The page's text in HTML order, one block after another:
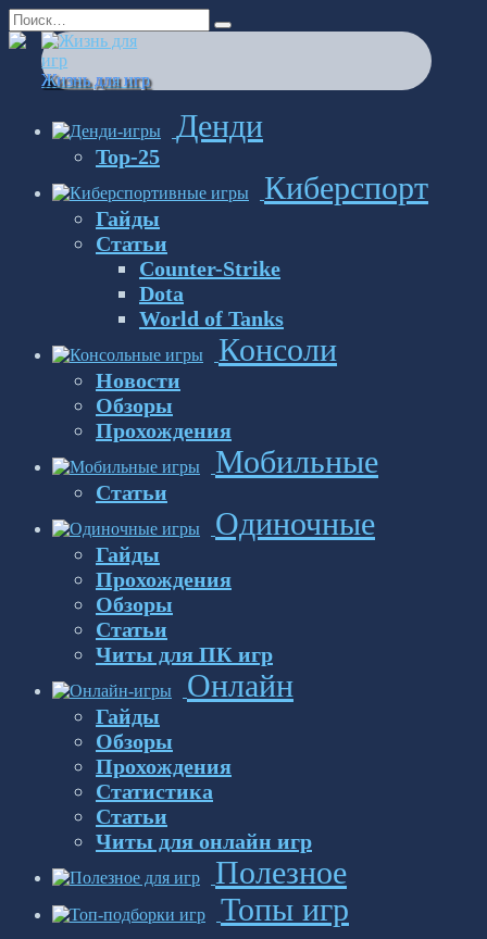
Перейти
к
содержанию
Search
for:
Жизнь для игр
Денди
Top-25
Киберспорт
Гайды
Статьи
Counter-Strike
Dota
World of Tanks
Консоли
Новости
Обзоры
Прохождения
Мобильные
Статьи
Одиночные
Гайды
Прохождения
Обзоры
Статьи
Читы для ПК игр
Онлайн
Гайды
Обзоры
Прохождения
Статистика
Статьи
Читы для онлайн игр
Полезное
Топы игр